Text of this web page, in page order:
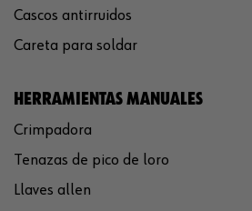
Cascos antirruidos
Careta para soldar
HERRAMIENTAS MANUALES
Crimpadora
Tenazas de pico de loro
Llaves allen